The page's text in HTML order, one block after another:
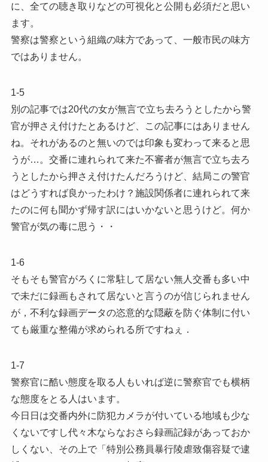
に、全ての聴き取りなどの可視化と公開も必須だと思い
ます。
警察は警察という組織の味方であって、一般市民の味方
ではありません。
1-5
別の記事では20代の女が無言で立ち去ろうとしたから警
官が押さえ付けたとあるけど、この記事にはありません
ね。それがあるのと無いのでは印象も変わって来ると思
うが…。交番に連れられて来た不審者が無言で立ち去ろ
うとしたから押さえ付けたんだろうけど、結局この警官
はどうすれば良かったわけ？施設関係者に連れられて来
たのに何も聞かず帰す訳にはいかないと思うけど。何か
警官が気の毒に思う・・
1-6
そもそも警官がろくに常駐して居ない無人交番も多い中
で未だに録画もされて居ないと言うのが信じられません
が，不利な録画データの恣意的な隠蔽を防ぐ体制に付い
ても厳重な整備が求められる所ですねぇ．
1-7
警察官に酷い態度を取る人もいれば逆に警察官でも横柄
な態度をとる人はいます。
今日日は交番内外に防犯カメラが付いている地域も少な
くないですし代々木ならなおさら録画記録があっておか
しくない、その上で「特別公務員暴行陵虐致傷容疑で逮